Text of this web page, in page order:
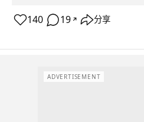
140 19 ↗ 分享
ADVERTISEMENT